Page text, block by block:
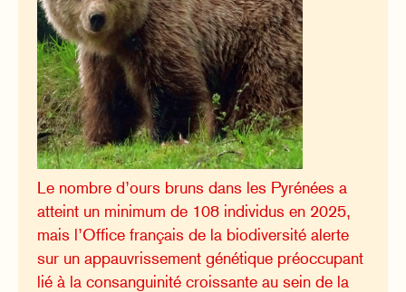
Le nombre d’ours bruns dans les Pyrénées a
atteint un minimum de 108 individus en 2025,
mais l’Office français de la biodiversité alerte
sur un appauvrissement génétique préoccupant
lié à la consanguinité croissante au sein de la